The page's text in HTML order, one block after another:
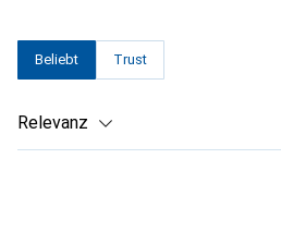
Beliebt Trust
Relevanz